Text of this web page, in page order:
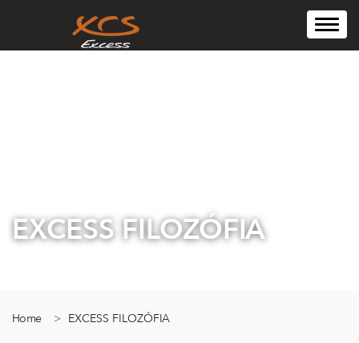
Toggle
EXCESS FILOZÓFIA
Home EXCESS FILOZÓFIA